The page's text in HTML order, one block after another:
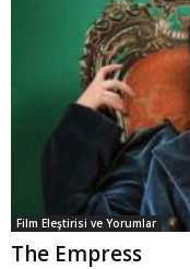
Film Eleştirisi ve Yorumlar
The Empress